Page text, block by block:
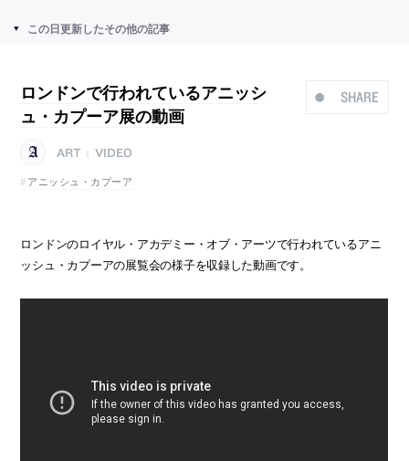
この日更新したその他の記事
SHARE
ロンドンで行われているアニッシ
ュ・カプーア展の動画
ART
VIDEO
アニッシュ・カプーア
ロンドンのロイヤル・アカデミー・オブ・アーツで行われているアニ
ッシュ・カプーアの展覧会の様子を収録した動画です。